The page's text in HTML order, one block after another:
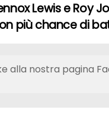
Lewis e Roy
più chance di
alla nostra pagina